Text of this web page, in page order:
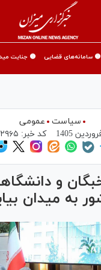
🟡 سامانه‌های قضایی 🟡 جنایت
سیاست
عمومی
کد خبر:
و
به میدان